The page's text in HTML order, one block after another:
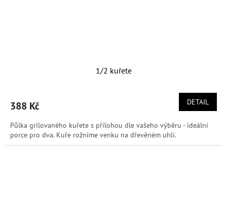
1/2 kuřete
388 Kč DETAIL
Půlka grilovaného kuřete s přílohou dle vašeho výběru - ideální
porce pro dva. Kuře rožníme venku na dřevěném uhlí.